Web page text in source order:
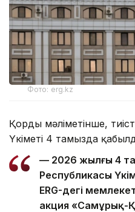
Фото: erg.kz
Қордың мәліметінше,
Үкіметі 4 тамызда
— 2026 жылғы 4
Республикасы
ERG-дегі
акция «Самұрық-